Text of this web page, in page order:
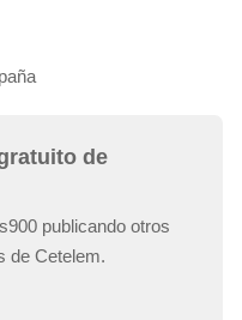
de
publicando otros
de Cetelem.